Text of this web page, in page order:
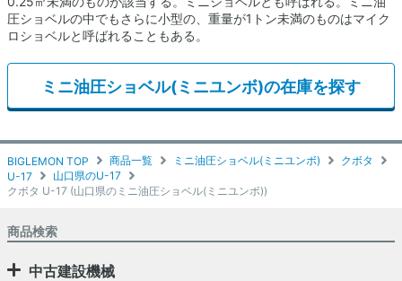
BIGLEMON TOP 商品一覧 ミニ油圧ショベル(ミニユンボ)
クボタ
U-17
山口県のU-17
クボタ U-17 (山口県のミニ油圧ショベル(ミニユンボ))
圧ショベルの中でもさらに小型の、重量が1トン未満のものはマイク
ロショベルと呼ばれることもある。
ミニ油圧ショベル(ミニユンボ)の在庫を探す
商品検索
中古建設機械